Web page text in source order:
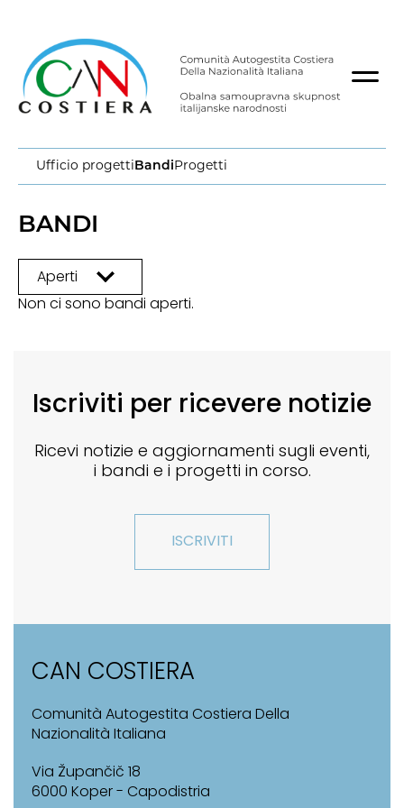
Ufficio progettiBandiProgetti
BANDI
Non ci sono bandi aperti.
Iscriviti per ricevere notizie
Ricevi notizie e aggiornamenti sugli eventi,
i bandi e i progetti in corso.
ISCRIVITI
CAN COSTIERA
Comunità Autogestita Costiera Della
Nazionalità Italiana
Via Župančič 18
6000 Koper - Capodistria